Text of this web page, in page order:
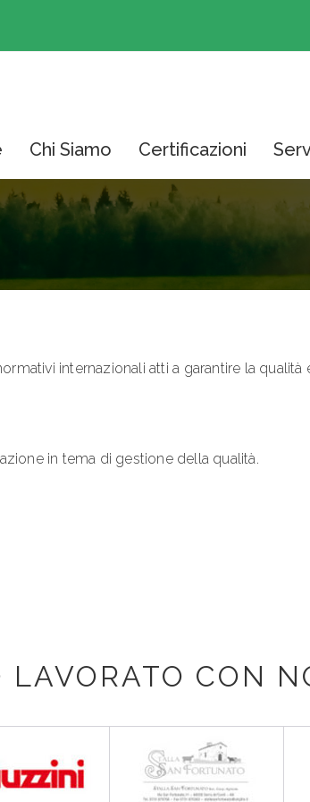
Chi Siamo Certificazioni
internazionali atti a garantire la
in tema di gestione della qualità.
LAVORATO CON